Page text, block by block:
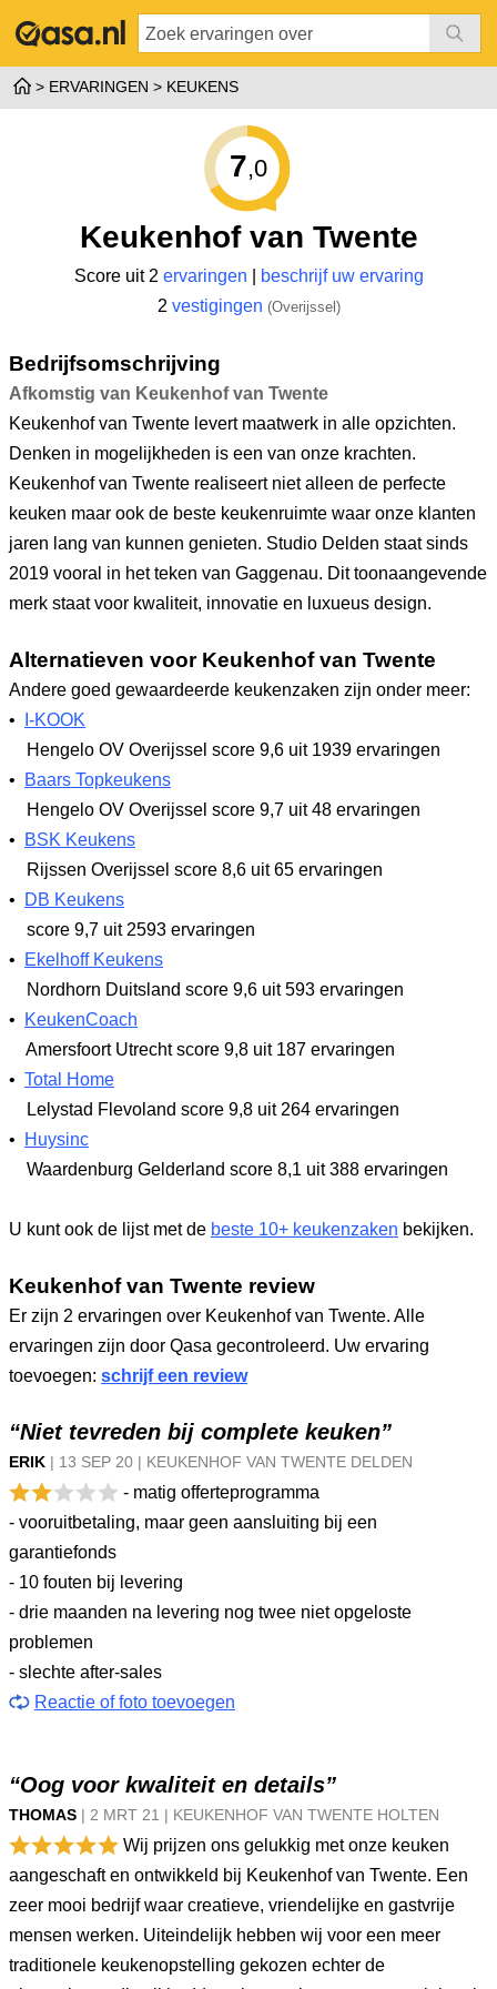
ERVARINGEN KEUKENS
7,0
Keukenhof van Twente
Score uit 2 ervaringen
beschrijf uw ervaring
2 vestigingen (Overijssel)
Bedrijfsomschrijving
Afkomstig van Keukenhof van Twente
Keukenhof van Twente levert maatwerk in alle opzichten.
Denken in mogelijkheden is een van onze krachten.
Keukenhof van Twente realiseert niet alleen de perfecte
keuken maar ook de beste keukenruimte waar onze klanten
jaren lang van kunnen genieten. Studio Delden staat sinds
2019 vooral in het teken van Gaggenau. Dit toonaangevende
merk staat voor kwaliteit, innovatie en luxueus design.
Alternatieven voor Keukenhof van Twente
Andere goed gewaardeerde keukenzaken zijn onder meer:
•
I-KOOK
Hengelo OV Overijssel score 9,6 uit 1939 ervaringen
•
Baars Topkeukens
Hengelo OV Overijssel score 9,7 uit 48 ervaringen
•
BSK Keukens
Rijssen Overijssel score 8,6 uit 65 ervaringen
•
DB Keukens
score 9,7 uit 2593 ervaringen
•
Ekelhoff Keukens
Nordhorn Duitsland score 9,6 uit 593 ervaringen
•
KeukenCoach
Amersfoort Utrechtscore 9,8 uit 187 ervaringen
• Total Home
Lelystad Flevoland score 9,8 uit 264 ervaringen
•
Huysinc
Waardenburg Gelderland score 8,1 uit 388 ervaringen
U kunt ook de lijst met de beste 10+ keukenzaken bekijken.
Keukenhof van Twente review
Er zijn 2 ervaringen over Keukenhof van Twente. Alle
ervaringen zijn door Qasa gecontroleerd. Uw ervaring
toevoegen: schrijf een review
“Niet tevreden bij complete keuken”
ERIK | 13 SEP 20 | KEUKENHOF VAN TWENTE DELDEN
- matig offerteprogramma
- vooruitbetaling, maar geen aansluiting bij een
garantiefonds
- 10 fouten bij levering
- drie maanden na levering nog twee niet opgeloste
problemen
- slechte after-sales
Reactie of foto toevoegen
“Oog voor kwaliteit en details”
THOMAS | 2 MRT 21 | KEUKENHOF VAN TWENTE HOLTEN
Wij prijzen ons gelukkig met onze keuken
aangeschaft en ontwikkeld bij Keukenhof van Twente. Een
zeer mooi bedrijf waar creatieve, vriendelijke en gastvrije
mensen werken. Uiteindelijk hebben wij voor een meer
traditionele keukenopstelling gekozen echter de